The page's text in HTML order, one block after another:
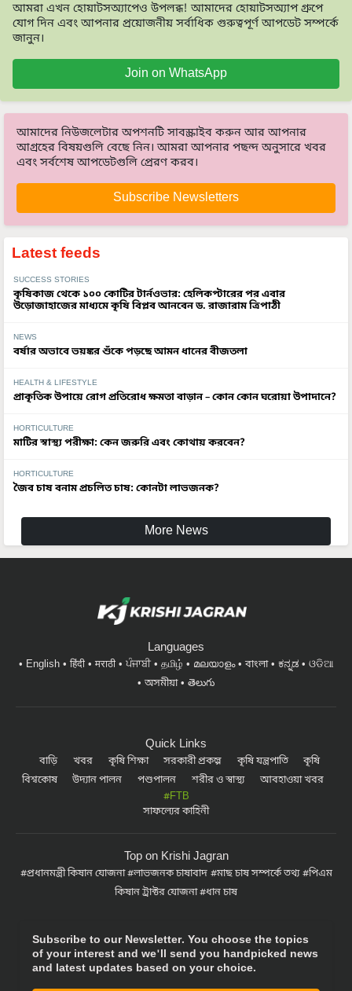
আমরা এখন হোয়াটসঅ্যাপেও উপলব্ধ! আমাদের হোয়াটসঅ্যাপ গ্রুপে
যোগ দিন এবং আপনার প্রয়োজনীয় সর্বাধিক গুরুত্বপূর্ণ আপডেট সম্পর্কে
জানুন।
Join on WhatsApp
আমাদের নিউজলেটার অপশনটি সাবস্ক্রাইব করুন আর আপনার
আগ্রহের বিষয়গুলি বেছে নিন। আমরা আপনার পছন্দ অনুসারে খবর
এবং সর্বশেষ আপডেটগুলি প্রেরণ করব।
Subscribe Newsletters
Latest feeds
SUCCESS STORIES
কৃষিকাজ থেকে ১০০ কোটির টার্নওভার: হেলিকপ্টারের পর এবার
উড়োজাহাজের মাধ্যমে কৃষি বিপ্লব আনবেন ড. রাজারাম ত্রিপাঠী
NEWS
বর্ষার অভাবে ভয়ঙ্কর শুঁকে পড়ছে আমন ধানের বীজতলা
HEALTH & LIFESTYLE
প্রাকৃতিক উপায়ে রোগ প্রতিরোধ ক্ষমতা বাড়ান – কোন কোন ঘরোয়া উপাদানে?
HORTICULTURE
মাটির স্বাস্থ্য পরীক্ষা: কেন জরুরি এবং কোথায় করবেন?
HORTICULTURE
জৈব চাষ বনাম প্রচলিত চাষ: কোনটা লাভজনক?
More News
Languages
English हिंदी मराठी ਪੰਜਾਬੀ தமிழ் മലയാളം বাংলা ಕನ್ನಡ
ଓଡିଆ
অসমীয়া
తెలుగు
Quick Links
বাড়ি খবর কৃষি শিক্ষা সরকারী প্রকল্প কৃষি যন্ত্রপাতি
কৃষি
বিশ্বকোষ
উদ্যান পালন পশুপালন শরীর ও স্বাস্থ্য
আবহাওয়া খবর
#FTB
সাফল্যের কাহিনী
Top on Krishi Jagran
প্রধানমন্ত্রী কিষান যোজনা লাভজনক চাষাবাদ মাছ চাষ সম্পর্কে তথ্য
পিএম
কিষান ট্রাক্টর যোজনা ধান চাষ
Subscribe to our Newsletter. You choose the topics
of your interest and we'll send you handpicked news
and latest updates based on your choice.